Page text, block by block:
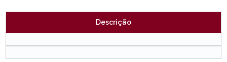
Descrição